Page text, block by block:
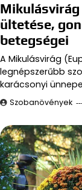
ültetése,
betegségei
A Mikulásvirág
legnépszerűbb
karácsonyi
Szobanövények